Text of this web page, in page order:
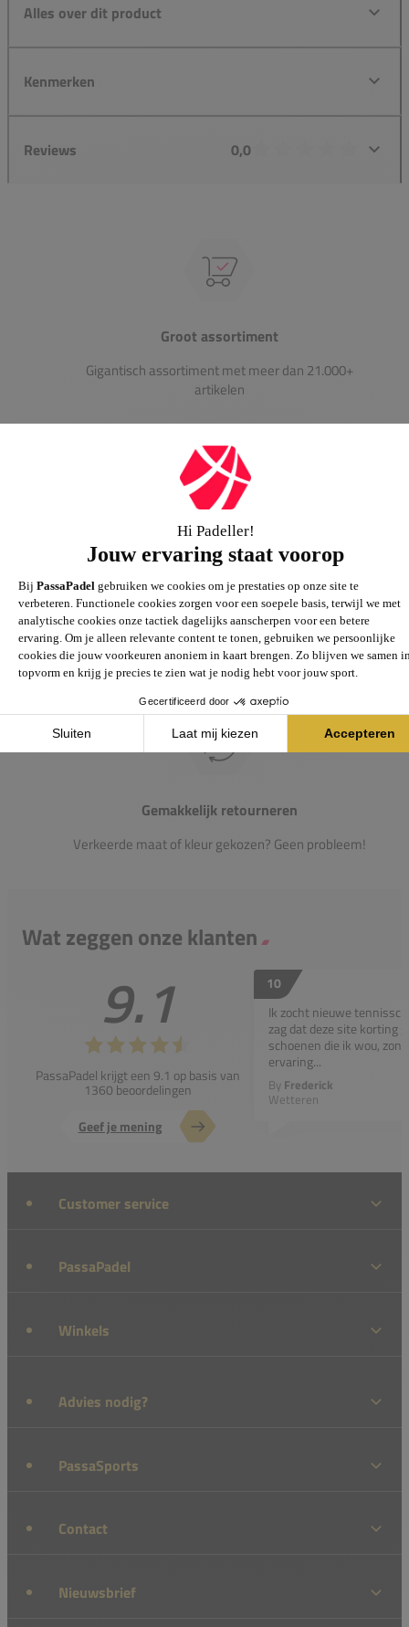
Alles over dit product
Kenmerken
Reviews 0,0
Groot assortiment
Gigantisch assortiment met meer dan 21.000+
artikelen
Passie voor de sport
Heb je vragen over onze producten? Onze specialisten
helpen je graag verder.
Gemakkelijk retourneren
Verkeerde maat of kleur gekozen? Geen probleem!
Wat zeggen onze klanten
9.1
PassaPadel krijgt een 9.1 op basis van
1360 beoordelingen
Geef je mening
10
Ik zocht nieuwe
zag dat deze site korting
schoenen die ik wou,
ervaring...
By Frederick
Wetteren
Customer service
PassaPadel
Winkels
Advies nodig?
PassaSports
Contact
Nieuwsbrief